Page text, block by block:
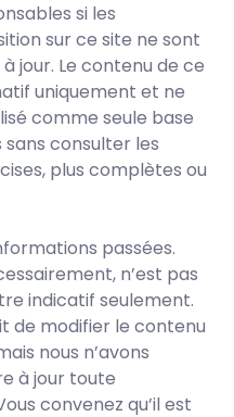
si les
sur ce site ne sont
jour. Le contenu de ce
uniquement et ne
comme seule base
consulter les
plus complètes ou
passées.
n’est pas
indicatif seulement.
de modifier le contenu
nous n’avons
à jour toute
convenez qu’il est